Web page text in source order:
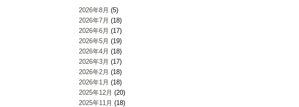
2026年8月 (5)
2026年7月 (18)
2026年6月 (17)
2026年5月 (19)
2026年4月 (18)
2026年3月 (17)
2026年2月 (18)
2026年1月 (18)
2025年12月 (20)
2025年11月 (18)